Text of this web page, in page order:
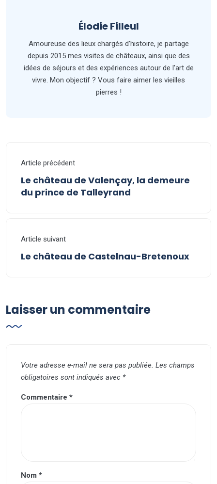
Élodie Filleul
Amoureuse des lieux chargés d’histoire, je partage
depuis 2015 mes visites de châteaux, ainsi que des
idées de séjours et des expériences autour de l'art de
vivre. Mon objectif ? Vous faire aimer les vieilles
pierres !
Article précédent
Le château de Valençay, la demeure
du prince de Talleyrand
Article suivant
Le château de Castelnau-Bretenoux
Laisser un commentaire
Votre adresse e-mail ne sera pas publiée. Les champs
obligatoires sont indiqués avec *
Commentaire *
Nom *